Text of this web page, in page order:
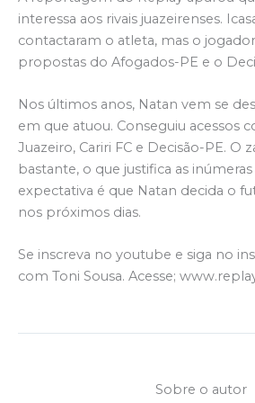
interessa aos rivais juazeirenses.
contactaram o atleta, mas o
propostas do Afogados-PE e o
Nos últimos anos, Natan vem se
em que atuou. Conseguiu acessos
Juazeiro, Cariri FC e Decisão-PE. O
bastante, o que justifica as
expectativa é que Natan decida o
nos próximos dias.
Se inscreva no youtube e siga no
com Toni Sousa. Acesse;
Sobre o autor